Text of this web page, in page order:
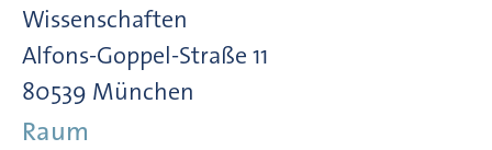
Wissenschaften
Alfons-Goppel-Straße 11
80539 München
Raum